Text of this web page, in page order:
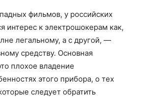
фильмов, у российских
интерес к электрошокерам как,
легальному, а с другой, —
средству. Основная
плохое владение
этого прибора, о тех
следует обратить